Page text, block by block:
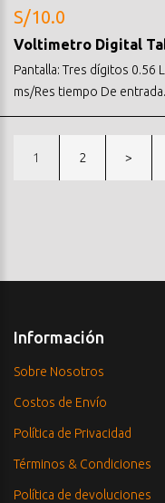
S/10.0
Voltimetro Digital
Pantalla: Tres dígitos 0.56
ms/Res tiempo De
1 2 >
Información
Sobre Nosotros
Costos de Envío
Política de Privacidad
Términos & Condiciones
Política de devoluciones